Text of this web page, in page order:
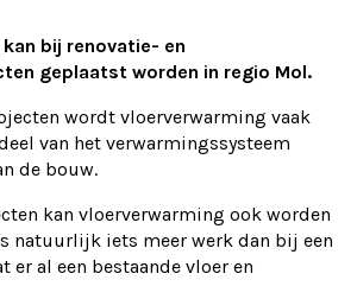
bij renovatie- en
geplaatst worden in regio Mol.
wordt vloerverwarming vaak
van het verwarmingssysteem
de bouw.
kan vloerverwarming ook worden
natuurlijk iets meer werk dan bij een
er al een bestaande vloer en